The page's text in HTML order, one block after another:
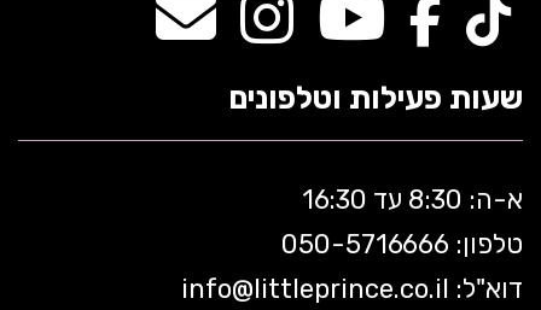
שעות פעילות וטלפונים
א-ה: 8:30 עד 16:30
טלפון: 050-5 716666
דוא"ל:
info@littleprince.co.il